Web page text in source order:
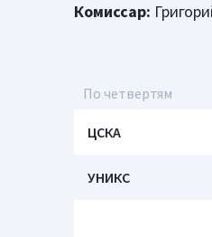
Комиссар:
По четвертям
ЦСКА
УНИКС